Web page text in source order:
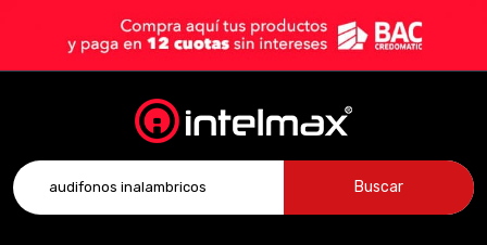
Buscar